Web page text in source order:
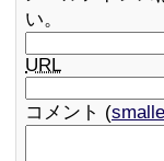
い。
URL
コメント (